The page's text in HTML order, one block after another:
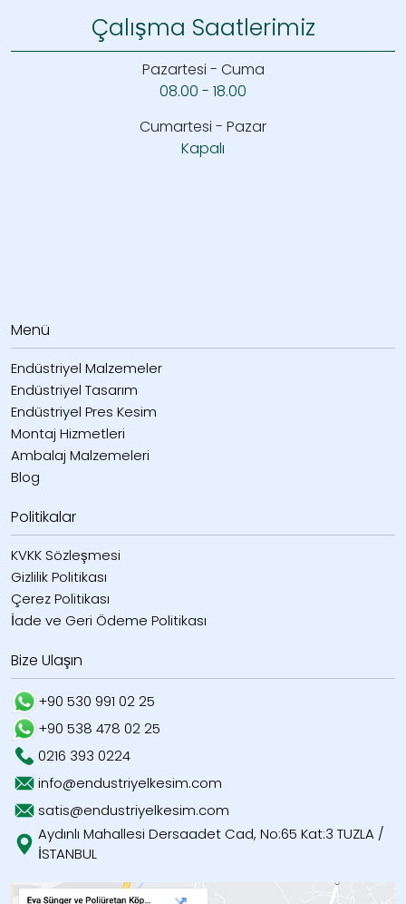
Çalışma Saatlerimiz
Pazartesi - Cuma
08.00 - 18.00
Cumartesi - Pazar
Kapalı
Menü
Endüstriyel Malzemeler
Endüstriyel Tasarım
Endüstriyel Pres Kesim
Montaj Hizmetleri
Ambalaj Malzemeleri
Blog
Politikalar
KVKK Sözleşmesi
Gizlilik Politikası
Çerez Politikası
İade ve Geri Ödeme Politikası
Bize Ulaşın
+90 530 991 02 25
+90 538 478 02 25
0216 393 0224
info@endustriyelkesim.com
satis@endustriyelkesim.com
Aydınlı Mahallesi Dersaadet Cad, No:65 Kat:3 TUZLA /
İSTANBUL